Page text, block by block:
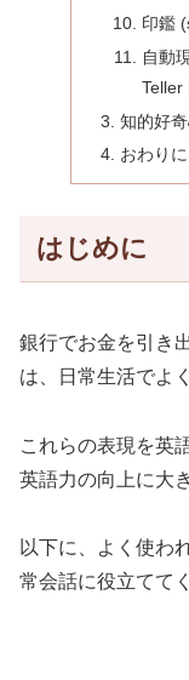
印鑑
自動
Teller
知的好
おわりに
はじめに
銀行でお金を引き
は、日常生活でよ
これらの表現を英
英語力の向上に大
以下に、よく使わ
常会話に役立てて